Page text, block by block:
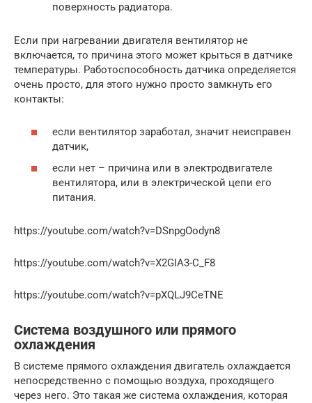
поверхность радиатора.
Если при нагревании двигателя вентилятор не
включается, то причина этого может крыться в датчике
температуры. Работоспособность датчика определяется
очень просто, для этого нужно просто замкнуть его
контакты:
если вентилятор заработал, значит неисправен
датчик,
если нет – причина или в электродвигателе
вентилятора, или в электрической цепи его
питания.
https://youtube.com/watch?v=DSnpgOodyn8
https://youtube.com/watch?v=X2GIA3-C_F8
https://youtube.com/watch?v=pXQLJ9CeTNE
Система воздушного или прямого
охлаждения
В системе прямого охлаждения двигатель охлаждается
непосредственно с помощью воздуха, проходящего
через него. Это такая же система охлаждения, которая